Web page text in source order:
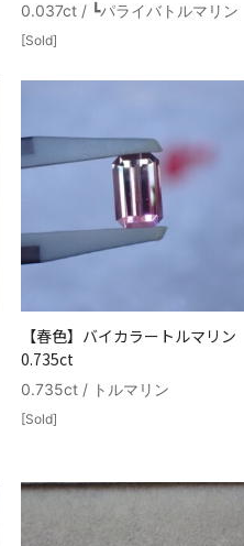
0.037ct / ┗パライバトルマリン
[Sold]
【春色】バイカラートルマリン
0.735ct
0.735ct / トルマリン
[Sold]